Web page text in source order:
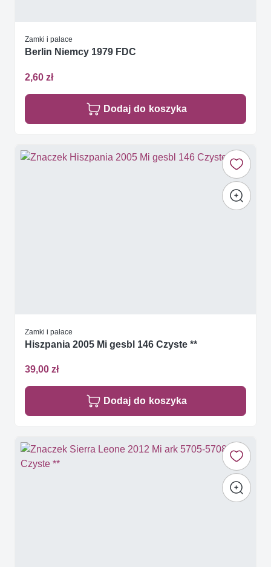
Zamki i pałace
Berlin Niemcy 1979 FDC
2,60 zł
Dodaj do koszyka
Zamki i pałace
Hiszpania 2005 Mi gesbl 146 Czyste **
39,00 zł
Dodaj do koszyka